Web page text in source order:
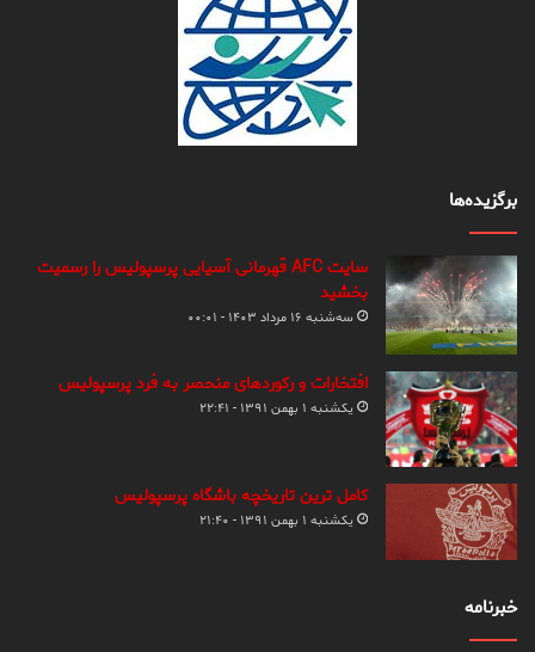
برگزیده‌ها
سایت AFC قهرمانی آسیایی پرسپولیس را رسمیت
بخشید
سه‌شنبه ۱۶ مرداد ۱۴۰۳ - ۰۰:۰۱
افتخارات و رکوردهای منحصر به فرد پرسپولیس
یکشنبه ۱ بهمن ۱۳۹۱ - ۲۲:۴۱
کامل ترین تاریخچه باشگاه پرسپولیس
یکشنبه ۱ بهمن ۱۳۹۱ - ۲۱:۴۰
خبرنامه